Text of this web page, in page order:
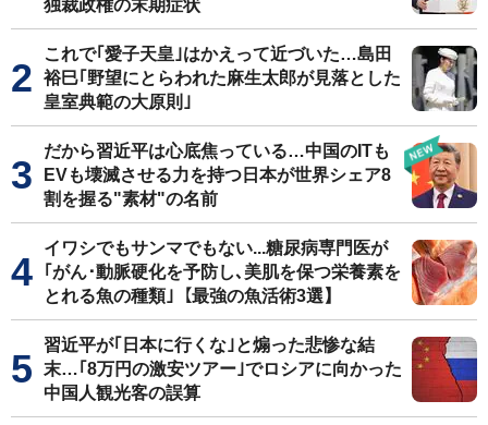
独裁政権の末期症状
これで｢愛子天皇｣はかえって近づいた…島田
裕巳｢野望にとらわれた麻生太郎が見落とした
皇室典範の大原則｣
だから習近平は心底焦っている…中国のITも
EVも壊滅させる力を持つ日本が世界シェア8
割を握る"素材"の名前
イワシでもサンマでもない...糖尿病専門医が
｢がん･動脈硬化を予防し､美肌を保つ栄養素を
とれる魚の種類｣【最強の魚活術3選】
習近平が｢日本に行くな｣と煽った悲惨な結
末…｢8万円の激安ツアー｣でロシアに向かった
中国人観光客の誤算